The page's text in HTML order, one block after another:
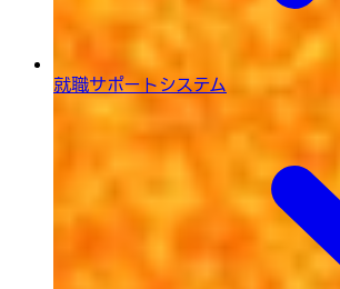
就職サポートシステム